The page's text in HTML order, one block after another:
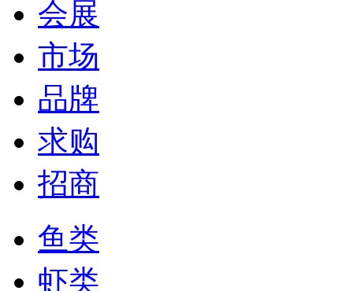
会展
市场
品牌
求购
招商
鱼类
虾类